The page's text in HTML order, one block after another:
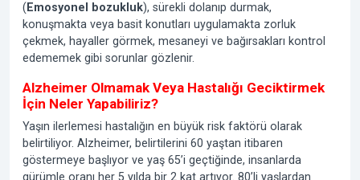
( Emosyonel bozukluk), sürekli dolanıp durmak,
konuşmakta veya basit konutları uygulamakta zorluk
çekmek, hayaller görmek, mesaneyi ve bağırsakları kontrol
edememek gibi sorunlar gözlenir.
Alzheimer Olmamak Veya Hastalığı Geciktirmek
İçin Neler Yapabiliriz?
Yaşın ilerlemesi hastalığın en büyük risk faktörü olarak
belirtiliyor. Alzheimer, belirtilerini 60 yaştan itibaren
göstermeye başlıyor ve yaş 65’i geçtiğinde, insanlarda
gürümle oranı her 5 yılda bir 2 kat artıyor. 80’li yaşlardan